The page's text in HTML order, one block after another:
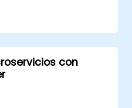
para el
en tiempo real.
a fallos y la
aplicaciones de
con